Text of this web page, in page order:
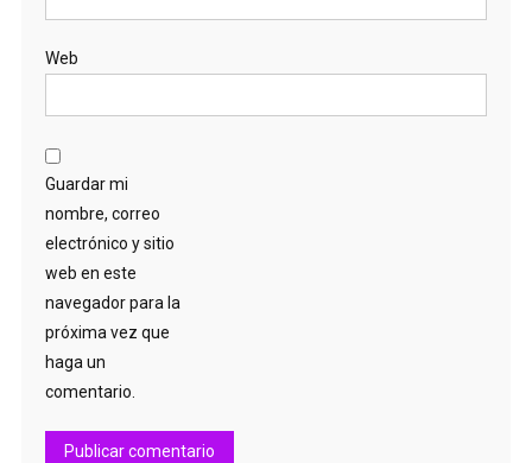
Web
Guardar mi
nombre, correo
electrónico y sitio
web en este
navegador para la
próxima vez que
haga un
comentario.